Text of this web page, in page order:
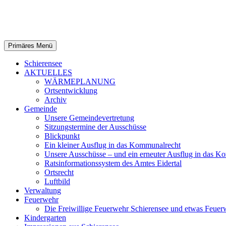
Suchen
Primäres Menü
Schierensee
AKTUELLES
WÄRMEPLANUNG
Ortsentwicklung
Archiv
Gemeinde
Unsere Gemeindevertretung
Sitzungstermine der Ausschüsse
Blickpunkt
Ein kleiner Ausflug in das Kommunalrecht
Unsere Ausschüsse – und ein erneuter Ausflug in das
Ratsinformationssystem des Amtes Eidertal
Ortsrecht
Luftbild
Verwaltung
Feuerwehr
Die Freiwillige Feuerwehr Schierensee und etwas
Kindergarten